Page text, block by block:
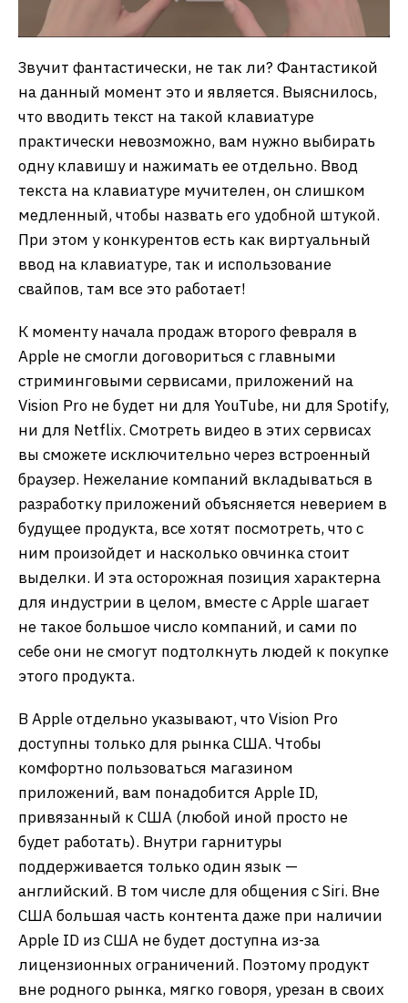
Звучит фантастически, не так ли? Фантастикой
на данный момент это и является. Выяснилось,
что вводить текст на такой клавиатуре
практически невозможно, вам нужно выбирать
одну клавишу и нажимать ее отдельно. Ввод
текста на клавиатуре мучителен, он слишком
медленный, чтобы назвать его удобной штукой.
При этом у конкурентов есть как виртуальный
ввод на клавиатуре, так и использование
свайпов, там все это работает!
К моменту начала продаж второго февраля в
Apple не смогли договориться с главными
стриминговыми сервисами, приложений на
Vision Pro не будет ни для YouTube, ни для Spotify,
ни для Netflix. Смотреть видео в этих сервисах
вы сможете исключительно через встроенный
браузер. Нежелание компаний вкладываться в
разработку приложений объясняется неверием в
будущее продукта, все хотят посмотреть, что с
ним произойдет и насколько овчинка стоит
выделки. И эта осторожная позиция характерна
для индустрии в целом, вместе с Apple шагает
не такое большое число компаний, и сами по
себе они не смогут подтолкнуть людей к покупке
этого продукта.
В Apple отдельно указывают, что Vision Pro
доступны только для рынка США. Чтобы
комфортно пользоваться магазином
приложений, вам понадобится Apple ID,
привязанный к США (любой иной просто не
будет работать). Внутри гарнитуры
поддерживается только один язык —
английский. В том числе для общения с Siri. Вне
США большая часть контента даже при наличии
Apple ID из США не будет доступна из-за
лицензионных ограничений. Поэтому продукт
вне родного рынка, мягко говоря, урезан в своих